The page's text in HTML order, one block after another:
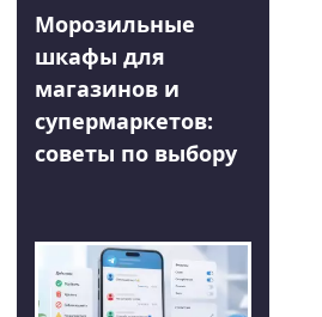
Морозильные
шкафы для
магазинов и
супермаркетов:
советы по выбору